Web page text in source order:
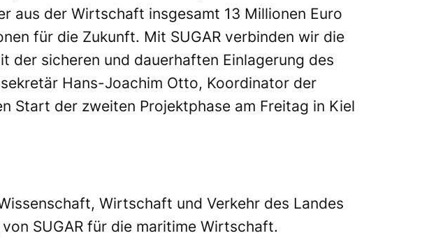
aus der Wirtschaft insgesamt 13 Millionen Euro
für die Zukunft. Mit SUGAR verbinden wir die
der sicheren und dauerhaften Einlagerung des
Hans-Joachim Otto, Koordinator der
Start der zweiten Projektphase am Freitag in Kiel
Wirtschaft und Verkehr des Landes
SUGAR für die maritime Wirtschaft.